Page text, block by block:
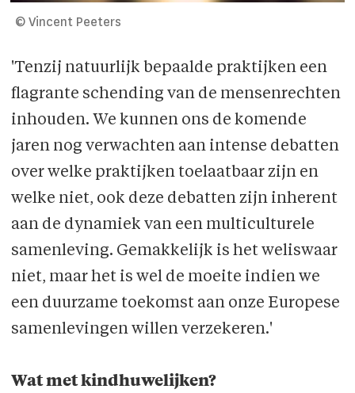
© Vincent Peeters
'Tenzij natuurlijk bepaalde praktijken een
flagrante schending van de mensenrechten
inhouden. We kunnen ons de komende
jaren nog verwachten aan intense debatten
over welke praktijken toelaatbaar zijn en
welke niet, ook deze debatten zijn inherent
aan de dynamiek van een multiculturele
samenleving. Gemakkelijk is het weliswaar
niet, maar het is wel de moeite indien we
een duurzame toekomst aan onze Europese
samenlevingen willen verzekeren.'
Wat met kindhuwelijken?